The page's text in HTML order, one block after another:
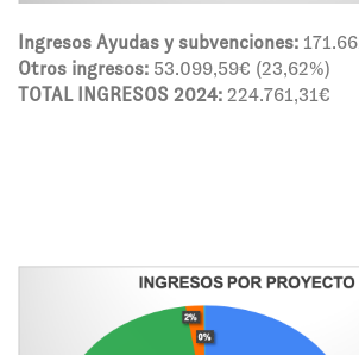
Ingresos Ayudas y subvenciones:
Otros ingresos: 53.099,59€ (23,62%)
TOTAL INGRESOS 2024: 224.761,31€